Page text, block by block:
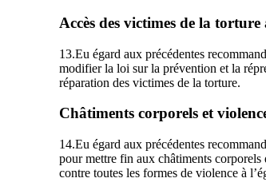
Accès des victimes de la
13.Eu égard aux précédentes
modifier la loi sur la prévention et la
réparation des victimes de la torture.
Châtiments corporels et
14.Eu égard aux précédentes
pour mettre fin aux châtiments corporels
contre toutes les formes de violence à